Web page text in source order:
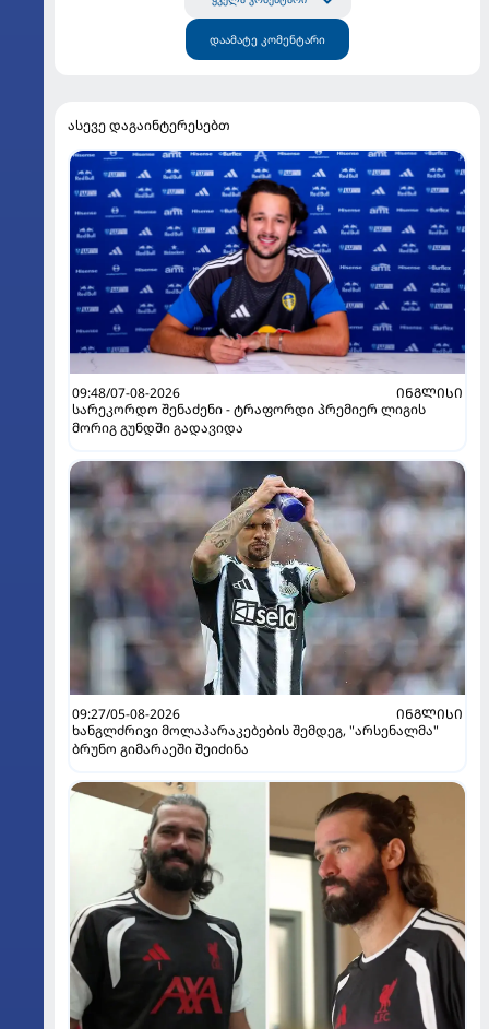
დაამატე კომენტარი
ასევე დაგაინტერესებთ
09:48/07-08-2026
ᲘᲜᲒᲚᲘᲡᲘ
სარეკორდო შენაძენი - ტრაფორდი პრემიერ ლიგის
მორიგ გუნდში გადავიდა
09:27/05-08-2026
ᲘᲜᲒᲚᲘᲡᲘ
ხანგლძრივი მოლაპარაკებების შემდეგ, "არსენალმა"
ბრუნო გიმარაეში შეიძინა